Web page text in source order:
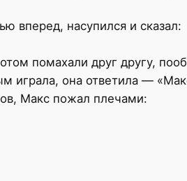
вперед, насупился и сказал:
помахали друг другу,
играла, она ответила —
Макс пожал плечами: